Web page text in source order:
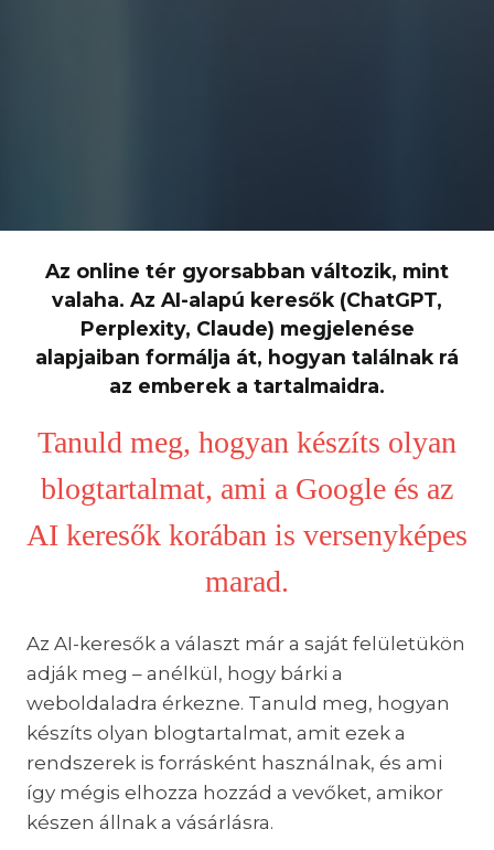
Az online tér gyorsabban változik, mint
valaha. Az AI-alapú keresők (ChatGPT,
Perplexity, Claude) megjelenése
alapjaiban formálja át, hogyan találnak rá
az emberek a tartalmaidra.
Tanuld meg, hogyan készíts olyan
blogtartalmat, ami a Google és az
AI keresők korában is versenyképes
marad.
Az AI-keresők a választ már a saját felületükön
adják meg – anélkül, hogy bárki a
weboldaladra érkezne. Tanuld meg, hogyan
készíts olyan blogtartalmat, amit ezek a
rendszerek is forrásként használnak, és ami
így mégis elhozza hozzád a vevőket, amikor
készen állnak a vásárlásra.